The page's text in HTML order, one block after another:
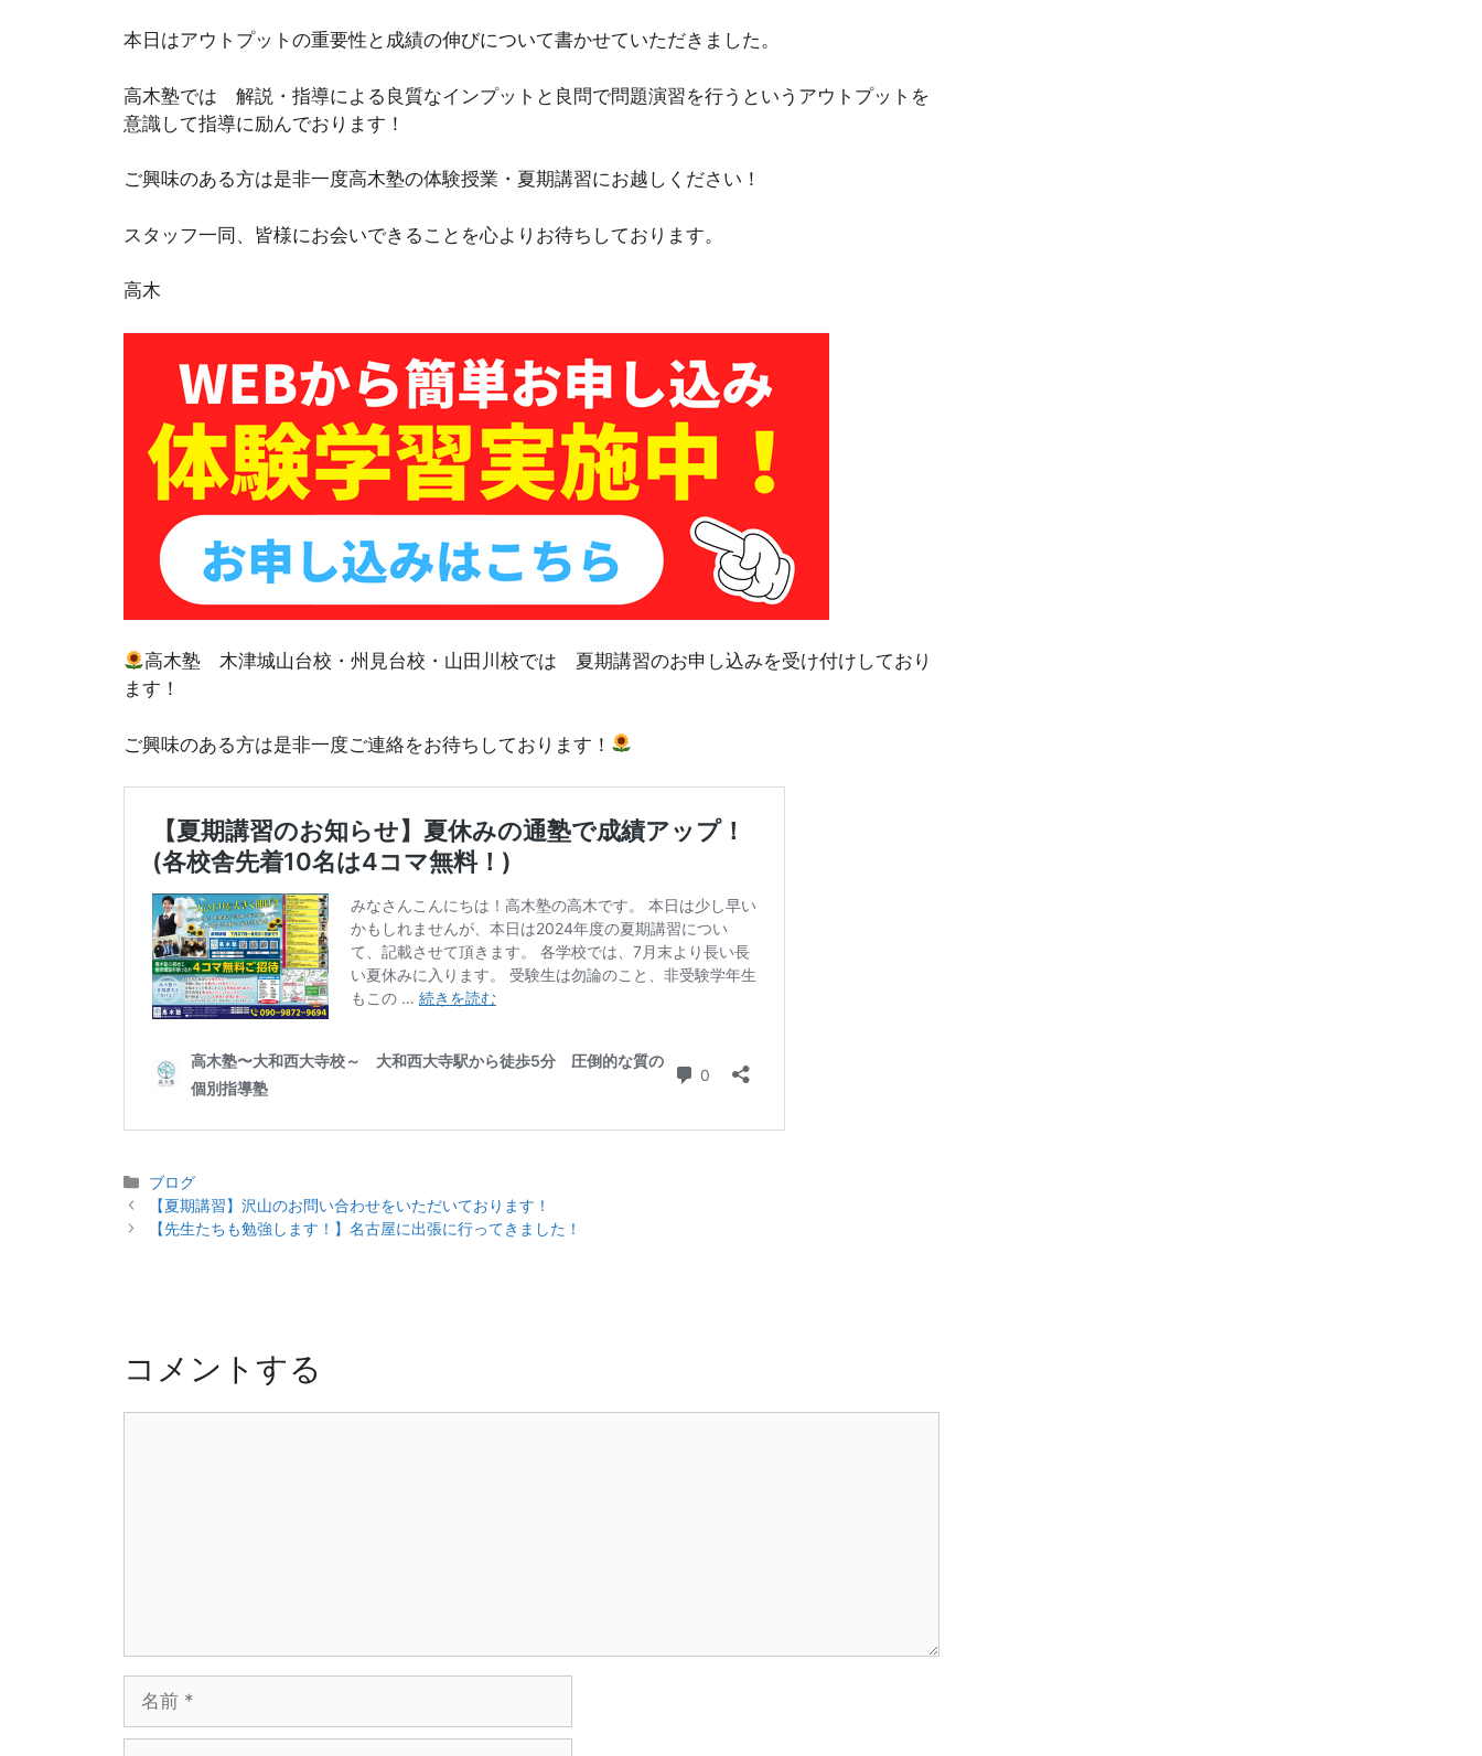
本日はアウトプットの重要性と成績の伸びについて書かせていただきました。
高木塾では 解説・指導による良質なインプットと良問で問題演習を行うというアウトプットを
意識して指導に励んでおります！
ご興味のある方は是非一度高木塾の体験授業・夏期講習にお越しください！
スタッフ一同、皆様にお会いできることを心よりお待ちしております。
高木
高木塾 木津城山台校・州見台校・山田川校では 夏期講習のお申し込みを受け付けしており
ます！
ご興味のある方は是非一度ご連絡をお待ちしております！
カ
テ
ゴ
ブログ
投
稿
ョ
【夏期講習】沢山のお問い合わせをいただいております！
【先生たちも勉強します！】名古屋に出張に行ってきました！
コメントする